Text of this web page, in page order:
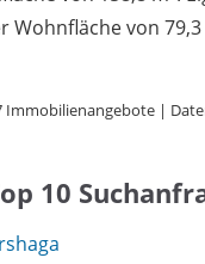
Wohnfläche von 79,3
Immobilienangebote |
10